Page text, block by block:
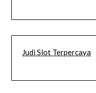
Judi Slot Terpercaya